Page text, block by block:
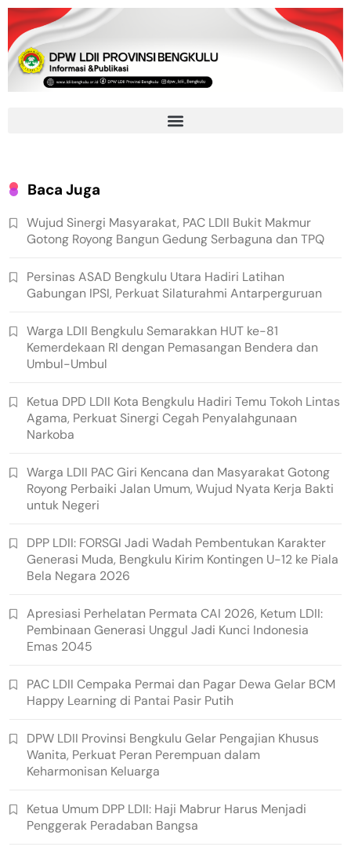
Baca Juga
Wujud Sinergi Masyarakat, PAC LDII Bukit Makmur
Gotong Royong Bangun Gedung Serbaguna dan TPQ
Persinas ASAD Bengkulu Utara Hadiri Latihan
Gabungan IPSI, Perkuat Silaturahmi Antarperguruan
Warga LDII Bengkulu Semarakkan HUT ke-81
Kemerdekaan RI dengan Pemasangan Bendera dan
Umbul-Umbul
Ketua DPD LDII Kota Bengkulu Hadiri Temu Tokoh Lintas
Agama, Perkuat Sinergi Cegah Penyalahgunaan
Narkoba
Warga LDII PAC Giri Kencana dan Masyarakat Gotong
Royong Perbaiki Jalan Umum, Wujud Nyata Kerja Bakti
untuk Negeri
DPP LDII: FORSGI Jadi Wadah Pembentukan Karakter
Generasi Muda, Bengkulu Kirim Kontingen U-12 ke Piala
Bela Negara 2026
Apresiasi Perhelatan Permata CAI 2026, Ketum LDII:
Pembinaan Generasi Unggul Jadi Kunci Indonesia
Emas 2045
PAC LDII Cempaka Permai dan Pagar Dewa Gelar BCM
Happy Learning di Pantai Pasir Putih
DPW LDII Provinsi Bengkulu Gelar Pengajian Khusus
Wanita, Perkuat Peran Perempuan dalam
Keharmonisan Keluarga
Ketua Umum DPP LDII: Haji Mabrur Harus Menjadi
Penggerak Peradaban Bangsa